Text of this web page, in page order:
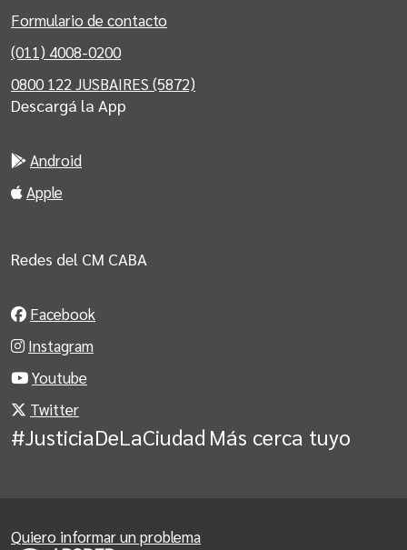
Formulario de contacto
(011) 4008-0200
0800 122 JUSBAIRES (5872)
Descargá la App
Android
Apple
Redes del CM CABA
Facebook
Instagram
Youtube
Twitter
#JusticiaDeLaCiudad Más cerca tuyo
Quiero informar un problema